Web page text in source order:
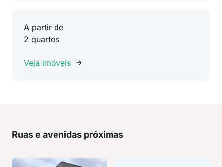
A partir de
2 quartos
Veja imóveis
Ruas e avenidas próximas